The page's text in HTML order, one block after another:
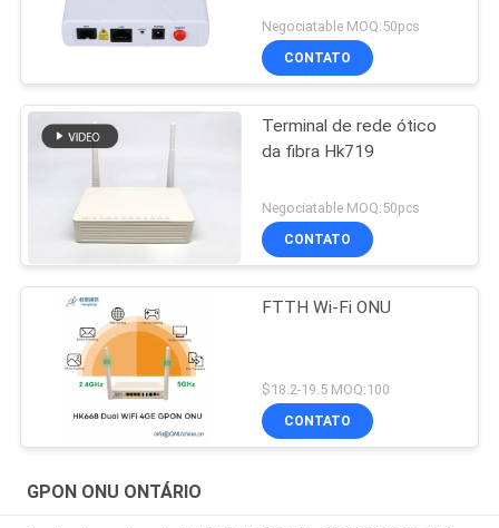
Negociatable MOQ:50pcs
CONTATO
Terminal de rede ótico
da fibra Hk719
Negociatable MOQ:50pcs
CONTATO
FTTH Wi-Fi ONU
$18.2-19.5 MOQ:100
CONTATO
GPON ONU ONTÁRIO